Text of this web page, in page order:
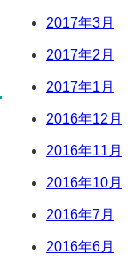
2017年3月
2017年2月
2017年1月
2016年12月
2016年11月
2016年10月
2016年7月
2016年6月